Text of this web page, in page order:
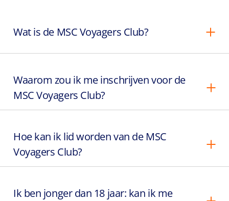
Wat is de MSC Voyagers Club?
Waarom zou ik me inschrijven voor de
MSC Voyagers Club?
Hoe kan ik lid worden van de MSC
Voyagers Club?
Ik ben jonger dan 18 jaar: kan ik me